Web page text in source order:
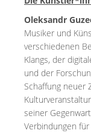
Oleksandr
Musiker und
verschiedenen
Klangs, der
und der
Schaffung neuer
seiner
Verbindungen